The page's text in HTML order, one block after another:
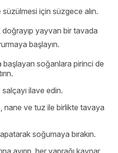
süzülmesi için süzgece alın.
doğrayıp yayvan bir tavada
başlayın.
başlayan soğanlara pirinci de
ilave edin.
nane ve tuz ile birlikte tavaya
soğumaya bırakın.